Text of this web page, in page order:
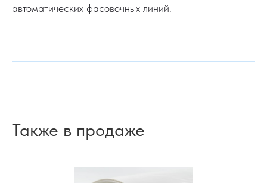
автоматических фасовочных линий.
Также в продаже